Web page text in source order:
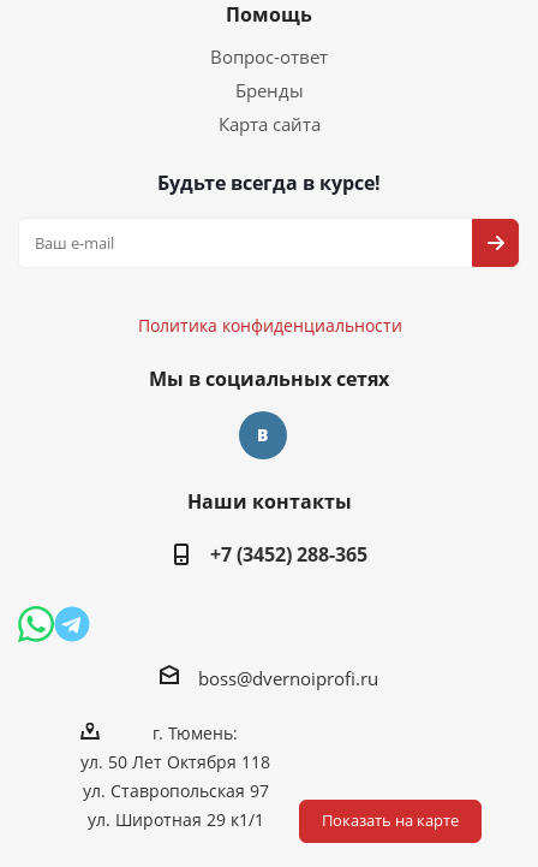
Помощь
Вопрос-ответ
Бренды
Карта сайта
Будьте всегда в курсе!
Политика конфиденциальности
Мы в социальных сетях
Наши контакты
+7 (3452) 288-365
boss@dvernoiprofi.ru
г. Тюмень:
ул. 50 Лет Октября 118
ул. Ставропольская 97
ул. Широтная 29 к1/1
Показать на карте